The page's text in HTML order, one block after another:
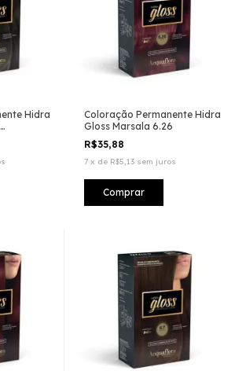
Hidra
Coloração Permanente Hidra
Gloss Marsala 6.26
R$35,88
7 x de R$5,13 sem juros